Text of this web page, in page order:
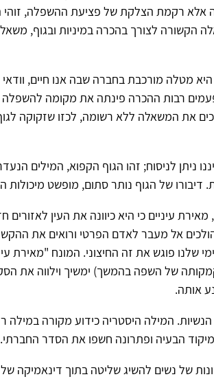
אלא רקמת הצלקת של פציעת ההשפלה,
לצורך בהכרה במיניות ובגוף,
היא מטלה מורכבת בחברה שבה אנו חיים,
רבות ההכרה פינתה את מקומה להשפלה
את המשאלה ללא רשומה, לכזו שזקוקה
ניתן לניסוח; זהו הגוף הקפוא, המילים
דיבורו של הגוף נותר סתום, מופשט מיכולות
עיניים כי היא כיוונה את העין לאזורים
אל מעבר לאדם הפרטי ורואים את
שלנו פוגש את זה החיצוני. המונח "מאירת
של השפה בהמשך) ימשיך וילווה את
אותה.
המילה היסטריה כידוע מקורה במילה
מיקוד הבעיה ופתרונה חשפו את הסדר החברתי.
של נשים להשיג שליטה בתוך דינאמיקה של